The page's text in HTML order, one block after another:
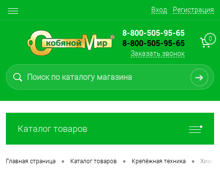
Вход Регистрация
8-800-505-95-65
8-800-505-95-65
Заказать звонок
0
Каталог товаров
Главная страница • Каталог товаров • Крепёжная техника •